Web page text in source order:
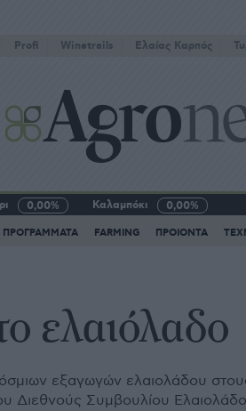
Profi Winetrails Eλαίας Καρπός
0,00% Καλαμπόκι 0,00%
ΠΡΟΓΡΑΜΜΑΤΑ FARMING ΠΡΟΙΟΝΤΑ
ελαιόλαδο
εξαγωγών ελαιολάδου
Διεθνούς Συμβουλίου